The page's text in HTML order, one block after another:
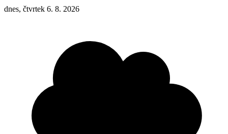
dnes, čtvrtek 6. 8. 2026